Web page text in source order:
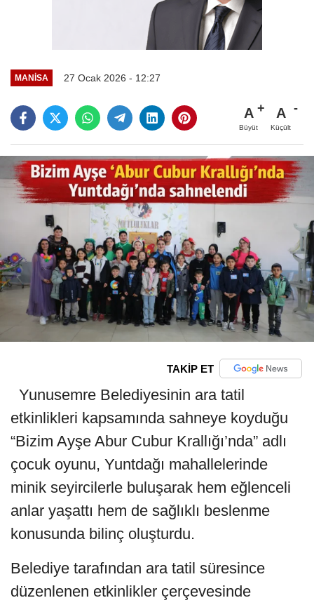
MANİSA 27 Ocak 2026 - 12:27
A
Büyüt
A
Küçült
TAKİP ET
Yunusemre Belediyesinin ara tatil
etkinlikleri kapsamında sahneye koyduğu
“Bizim Ayşe Abur Cubur Krallığı’nda” adlı
çocuk oyunu, Yuntdağı mahallelerinde
minik seyircilerle buluşarak hem eğlenceli
anlar yaşattı hem de sağlıklı beslenme
konusunda bilinç oluşturdu.
Belediye tarafından ara tatil süresince
düzenlenen etkinlikler çerçevesinde